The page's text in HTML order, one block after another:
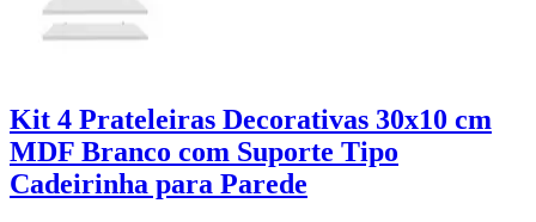
Kit 4 Prateleiras Decorativas 30x10 cm
MDF Branco com Suporte Tipo
Cadeirinha para Parede